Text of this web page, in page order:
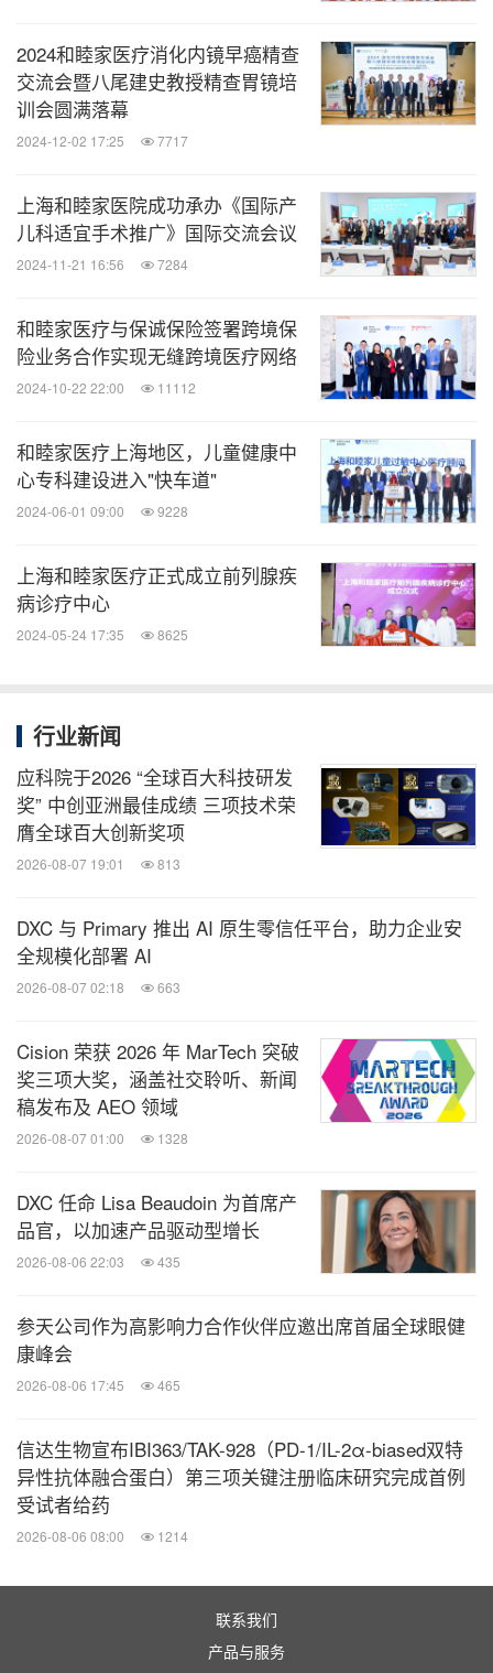
2024和睦家医疗消化内镜早癌精查
交流会暨八尾建史教授精查胃镜培
训会圆满落幕
2024-12-02 17:25 7717
上海和睦家医院成功承办《国际产
儿科适宜手术推广》国际交流会议
2024-11-21 16:56 7284
和睦家医疗与保诚保险签署跨境保
险业务合作实现无缝跨境医疗网络
2024-10-22 22:00 11112
和睦家医疗上海地区，儿童健康中
心专科建设进入"快车道"
2024-06-01 09:00 9228
上海和睦家医疗正式成立前列腺疾
病诊疗中心
2024-05-24 17:35 8625
行业新闻
应科院于2026 “全球百大科技研发
奖” 中创亚洲最佳成绩 三项技术荣
膺全球百大创新奖项
2026-08-07 19:01 813
DXC 与 Primary 推出 AI 原生零信任平台，助力企业安
全规模化部署 AI
2026-08-07 02:18 663
Cision 荣获 2026 年 MarTech 突破
奖三项大奖，涵盖社交聆听、新闻
稿发布及 AEO 领域
2026-08-07 01:00 1328
DXC 任命 Lisa Beaudoin 为首席产
品官，以加速产品驱动型增长
2026-08-06 22:03 435
参天公司作为高影响力合作伙伴应邀出席首届全球眼健
康峰会
2026-08-06 17:45 465
信达生物宣布IBI363/TAK-928（PD-1/IL-2α-biased双特
异性抗体融合蛋白）第三项关键注册临床研究完成首例
受试者给药
2026-08-06 08:00 1214
联系我们
产品与服务